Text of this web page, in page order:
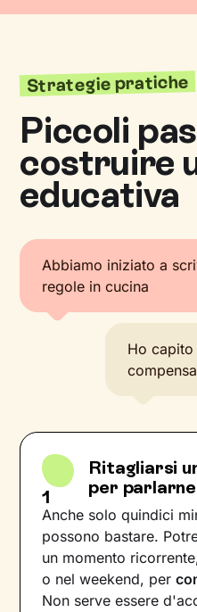
Strategie pratiche
Piccoli
costruire
educativa
Abbiamo iniziato a
regole in cucina
Ho
1
Ritagliarsi
per parlarne
Anche solo quindici
possono bastare.
un momento
o nel weekend, per
Non serve essere